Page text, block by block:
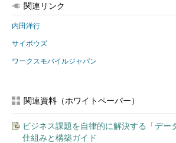
関連リンク
内田洋行
サイボウズ
ワークスモバイルジャパン
関連資料（ホワイトペーパー）
ビジネス課題を自律的に解決する「デー
仕組みと構築ガイド